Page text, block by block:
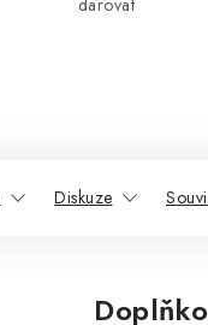
darovat
Diskuze